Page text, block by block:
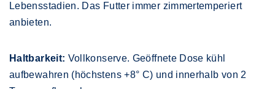
Lebensstadien. Das Futter immer zimmertemperiert
anbieten.
Haltbarkeit: Vollkonserve. Geöffnete Dose kühl
aufbewahren (höchstens +8° C) und innerhalb von 2